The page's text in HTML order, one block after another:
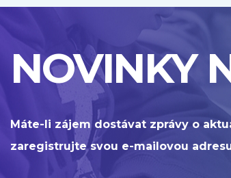
NOVINKY
Máte-li zájem dostávat zprávy o
zaregistrujte svou e-mailovou